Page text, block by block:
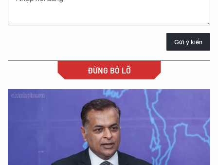
Gửi ý kiến
ĐỪNG BỎ LỠ